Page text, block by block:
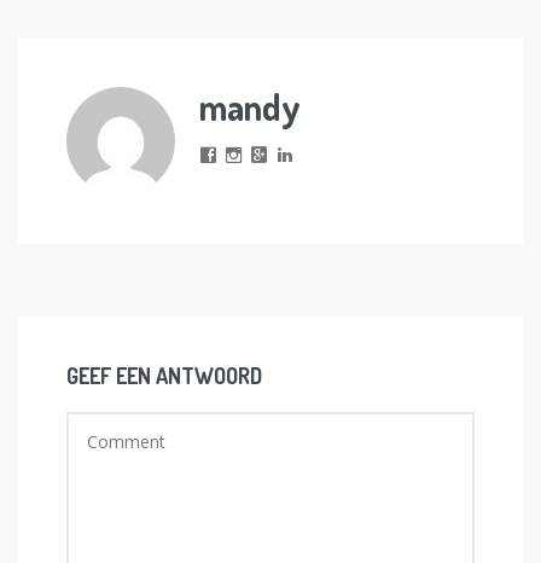
mandy
GEEF EEN ANTWOORD